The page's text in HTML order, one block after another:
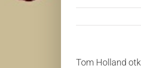
Tom Holland